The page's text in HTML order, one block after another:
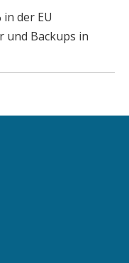
der EU
und Backups in